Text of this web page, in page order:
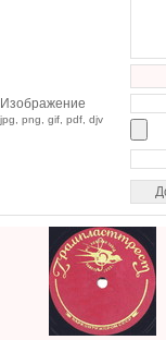
Изображение
jpg, png, gif, pdf, djv